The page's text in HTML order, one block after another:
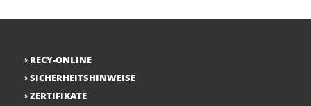
RECY-ONLINE
SICHERHEITSHINWEISE
ZERTIFIKATE